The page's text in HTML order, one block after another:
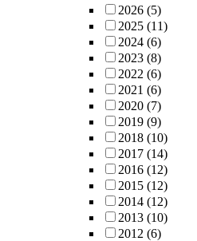
2026 (5)
2025 (11)
2024 (6)
2023 (8)
2022 (6)
2021 (6)
2020 (7)
2019 (9)
2018 (10)
2017 (14)
2016 (12)
2015 (12)
2014 (12)
2013 (10)
2012 (6)